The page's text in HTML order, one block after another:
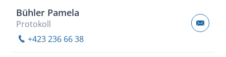
Bühler Pamela
Protokoll
+423 236 66 38